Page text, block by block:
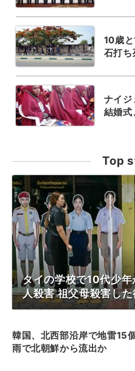
10歳
石打ち
ナイ
結婚式
Top
タイの学校で10代少
人殺害 祖父母殺害し
韓国、北西部沿岸で地雷15
雨で北朝鮮から流出か